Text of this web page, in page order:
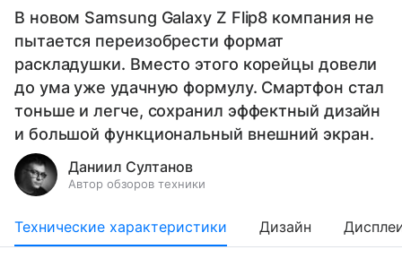
В новом Samsung Galaxy Z Flip8 компания не
пытается переизобрести формат
раскладушки. Вместо этого корейцы довели
до ума уже удачную формулу. Смартфон стал
тоньше и легче, сохранил эффектный дизайн
и большой функциональный внешний экран.
Даниил Султанов
Автор обзоров техники
Технические характеристики Дизайн